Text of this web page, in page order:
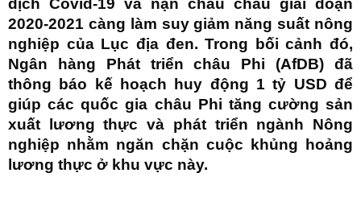
dịch Covid-19 và nạn châu chấu giai đoạn
2020-2021 càng làm suy giảm năng suất nông
nghiệp của Lục địa đen. Trong bối cảnh đó,
Ngân hàng Phát triển châu Phi (AfDB) đã
thông báo kế hoạch huy động 1 tỷ USD để
giúp các quốc gia châu Phi tăng cường sản
xuất lương thực và phát triển ngành Nông
nghiệp nhằm ngăn chặn cuộc khủng hoảng
lương thực ở khu vực này.